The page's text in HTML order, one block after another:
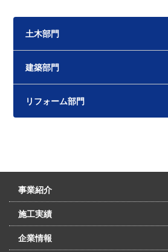
イ
土木部門
建築部門
リフォーム部門
事業紹介
土木本部
建築本部
PPP・PFI
リフォーム・リノベーション
中村建設の家
施工実績
土木部門
建築部門
リフォーム部門
住宅部門
名古屋支店
東京支店
企業情報